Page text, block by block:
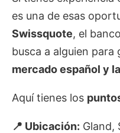
es una de esas
Swissquote, el
busca a alguien para
mercado español y
Aquí tienes los
📍 Ubicación: Gland,